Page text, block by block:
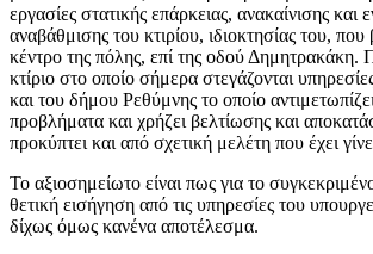
εργασίες στατικής επάρκειας, ανακαίνισης και
αναβάθμισης του κτιρίου, ιδιοκτησίας του, που
κέντρο της πόλης, επί της οδού Δημητρακάκη.
κτίριο στο οποίο σήμερα στεγάζονται
και του δήμου Ρεθύμνης το οποίο
προβλήματα και χρήζει βελτίωσης και
προκύπτει και από σχετική μελέτη που έχει
Το αξιοσημείωτο είναι πως για το
θετική εισήγηση από τις υπηρεσίες του
δίχως όμως κανένα αποτέλεσμα.